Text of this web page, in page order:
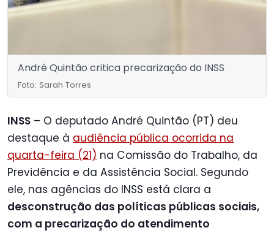
André Quintão critica precarização do INSS
Foto: Sarah Torres
INSS – O deputado André Quintão (PT) deu
destaque à audiência pública ocorrida na
quarta-feira (21) na Comissão do Trabalho, da
Previdência e da Assistência Social. Segundo
ele, nas agências do INSS está clara a
desconstrução das políticas públicas sociais,
com a precarização do atendimento